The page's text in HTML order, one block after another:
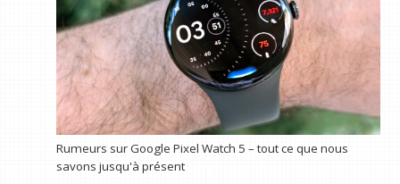
Rumeurs sur Google Pixel Watch 5 – tout ce que nous
savons jusqu'à présent